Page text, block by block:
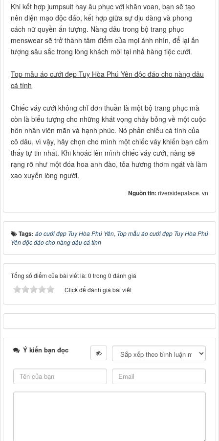
Khi kết hợp jumpsuit hay âu phục với khăn voan, bạn sẽ tạo
nên diện mạo độc đáo, kết hợp giữa sự dịu dàng và phong
cách nữ quyền ấn tượng. Nàng dâu trong bộ trang phục
menswear sẽ trở thành tâm điểm của mọi ánh nhìn, để lại ấn
tượng sâu sắc trong lòng khách mời tại nhà hàng tiệc cưới.
Top mẫu áo cưới đẹp Tuy Hòa Phú Yên độc đáo cho nàng dâu
cá tính
Chiếc váy cưới không chỉ đơn thuần là một bộ trang phục mà
còn là biểu tượng cho những khát vọng cháy bỏng về một cuộc
hôn nhân viên mãn và hạnh phúc. Nó phản chiếu cá tính của
cô dâu, vì vậy, hãy chọn cho mình một chiếc váy khiến bạn cảm
thấy tự tin nhất. Khi khoác lên mình chiếc váy cưới, nàng sẽ
rạng rỡ như một đóa hoa anh đào, tỏa hương thơm ngát và làm
xao xuyến lòng người.
Nguồn tin: riversidepalace. vn
Tags: áo cưới đẹp Tuy Hòa Phú Yên, Top mẫu áo cưới đẹp Tuy Hòa Phú
Yên độc đáo cho nàng dâu cá tính
Tổng số điểm của bài viết là: 0 trong 0 đánh giá
Click để đánh giá bài viết
Ý kiến bạn đọc